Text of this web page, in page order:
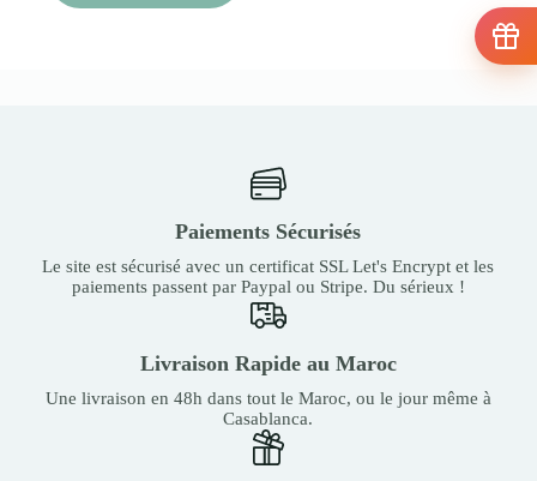
Paiements Sécurisés
Le site est sécurisé avec un certificat SSL Let's Encrypt et les
paiements passent par Paypal ou Stripe. Du sérieux !
Livraison Rapide au Maroc
Une livraison en 48h dans tout le Maroc, ou le jour même à
Casablanca.